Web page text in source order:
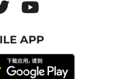
APP